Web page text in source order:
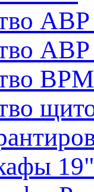
ВРМ